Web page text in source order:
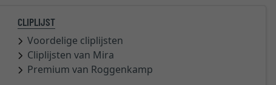
CLIPLIJST
Voordelige cliplijsten
Cliplijsten van Mira
Premium van Roggenkamp